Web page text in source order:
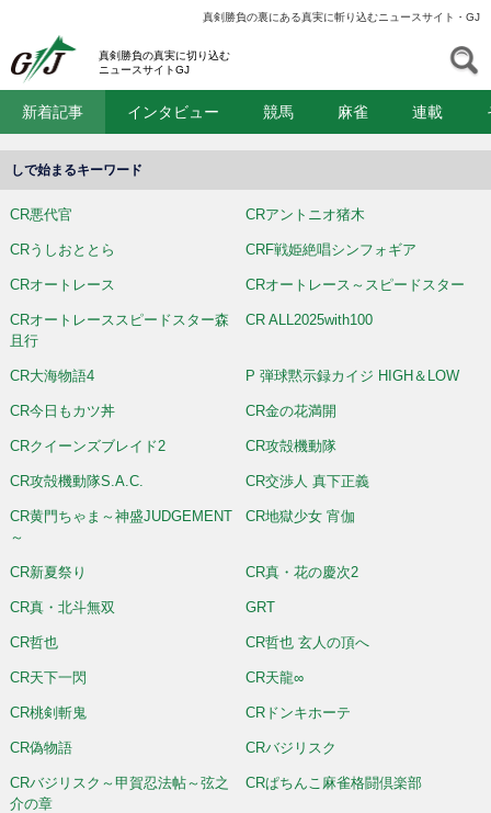
真剣勝負の裏にある真実に斬り込むニュースサイト・GJ
真剣勝負の真実に切り込む
ニュースサイトGJ
新着記事 インタビュー 競馬 麻雀 連載
しで始まるキーワード
CR悪代官 CRアントニオ猪木
CRうしおととら CRF戦姫絶唱シンフォギア
CRオートレース CRオートレース～スピードスター
CRオートレーススピードスター森
且行
CR ALL2025with100
CR大海物語4 P 弾球黙示録カイジ HIGH＆LOW
CR今日もカツ丼 CR金の花満開
CRクイーンズブレイド2 CR攻殻機動隊
CR攻殻機動隊S.A.C. CR交渉人 真下正義
CR黄門ちゃま～神盛JUDGEMENT
～
CR地獄少女 宵伽
CR新夏祭り CR真・花の慶次2
CR真・北斗無双 GRT
CR哲也 CR哲也 玄人の頂へ
CR天下一閃 CR天龍∞
CR桃剣斬鬼 CRドンキホーテ
CR偽物語 CRバジリスク
CRバジリスク～甲賀忍法帖～弦之
介の章
CRぱちんこ麻雀格闘倶楽部